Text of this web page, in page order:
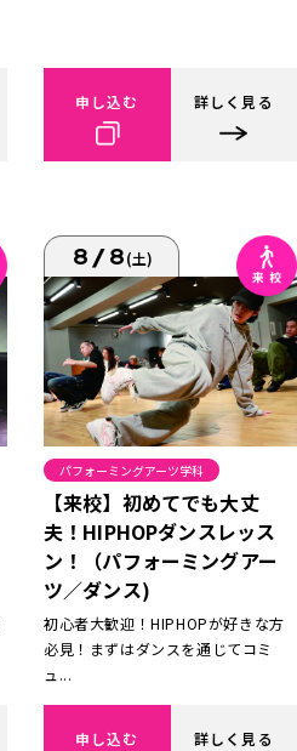
申し込む 詳しく見る
8/8(土)
パフォーミングアーツ学科
【来校】初めてでも大丈
夫！HIPHOPダンスレッス
ン！（パフォーミングアー
ツ／ダンス)
初心者大歓迎！HIPHOPが好きな方
必見！まずはダンスを通じてコミ
ュ...
申し込む 詳しく見る